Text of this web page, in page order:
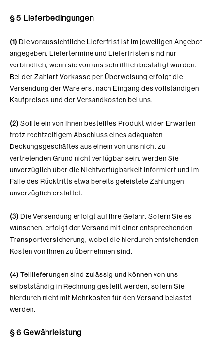
§ 5 Lieferbedingungen
(1) Die voraussichtliche Lieferfrist ist im jeweiligen Angebot
angegeben. Liefertermine und Lieferfristen sind nur
verbindlich, wenn sie von uns schriftlich bestätigt wurden.
Bei der Zahlart Vorkasse per Überweisung erfolgt die
Versendung der Ware erst nach Eingang des vollständigen
Kaufpreises und der Versandkosten bei uns.
(2) Sollte ein von Ihnen bestelltes Produkt wider Erwarten
trotz rechtzeitigem Abschluss eines adäquaten
Deckungsgeschäftes aus einem von uns nicht zu
vertretenden Grund nicht verfügbar sein, werden Sie
unverzüglich über die Nichtverfügbarkeit informiert und im
Falle des Rücktritts etwa bereits geleistete Zahlungen
unverzüglich erstattet.
(3) Die Versendung erfolgt auf Ihre Gefahr. Sofern Sie es
wünschen, erfolgt der Versand mit einer entsprechenden
Transportversicherung, wobei die hierdurch entstehenden
Kosten von Ihnen zu übernehmen sind.
(4) Teillieferungen sind zulässig und können von uns
selbstständig in Rechnung gestellt werden, sofern Sie
hierdurch nicht mit Mehrkosten für den Versand belastet
werden.
§ 6 Gewährleistung